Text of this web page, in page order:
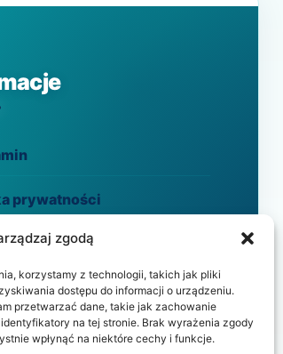
zgodą
korzystamy z technologii, takich jak pliki
dostępu do informacji o urządzeniu.
przetwarzać dane, takie jak zachowanie
na tej stronie. Brak wyrażenia zgody
wpłynąć na niektóre cechy i funkcje.
prywatności
cookies